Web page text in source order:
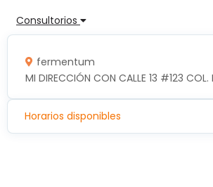
Consultorios
fermentum
MI DIRECCIÓN CON CALLE 13 #123 COL.
Horarios disponibles